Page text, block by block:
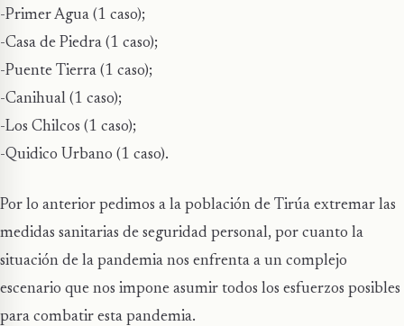
-Primer Agua (1 caso);
-Casa de Piedra (1 caso);
-Puente Tierra (1 caso);
-Canihual (1 caso);
-Los Chilcos (1 caso);
-Quidico Urbano (1 caso).
Por lo anterior pedimos a la población de Tirúa extremar las
medidas sanitarias de seguridad personal, por cuanto la
situación de la pandemia nos enfrenta a un complejo
escenario que nos impone asumir todos los esfuerzos posibles
para combatir esta pandemia.